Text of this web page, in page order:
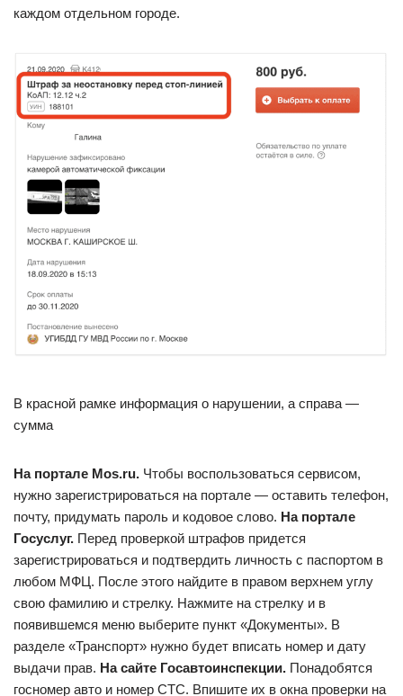
каждом отдельном городе.
В красной рамке информация о нарушении, а справа —
сумма
На портале Mos.ru. Чтобы воспользоваться сервисом,
нужно зарегистрироваться на портале — оставить телефон,
почту, придумать пароль и кодовое слово. На портале
Госуслуг. Перед проверкой штрафов придется
зарегистрироваться и подтвердить личность с паспортом в
любом МФЦ. После этого найдите в правом верхнем углу
свою фамилию и стрелку. Нажмите на стрелку и в
появившемся меню выберите пункт «Документы». В
разделе «Транспорт» нужно будет вписать номер и дату
выдачи прав. На сайте Госавтоинспекции. Понадобятся
госномер авто и номер СТС. Впишите их в окна проверки на